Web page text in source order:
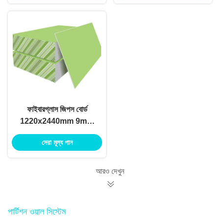
ফাইবারগ্লাস জিপস বোর্ড
1220x2440mm 9mm
12mm বেধ অগ্নিরোধী
জলরোধী উচ্চ স্থায়িত্ব
সেরা মূল্য পান
আরও দেখুন
পার্টিশন ওয়াল সিস্টেম